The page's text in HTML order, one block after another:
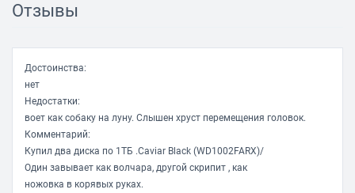
Подключение
Внешняя скорость передачи данных
600 Мб/с
Поддержка NCQ
есть
Механика/Надежность
Отзывы
Достоинства:
нет
Недостатки:
воет как собаку на луну. Слышен хруст перемещения головок.
Комментарий:
Купил два диска по 1ТБ .Caviar Black (WD1002FARX)/
Один завывает как волчара, другой скрипит , как
ножовка в корявых руках.